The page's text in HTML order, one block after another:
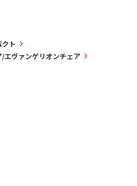
ト
エヴァンゲリオンチェア